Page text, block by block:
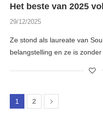
Het beste van 2025
29/12/2025
Ze stond als laureate van
belangstelling en ze is
1 2